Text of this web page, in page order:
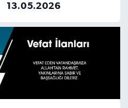
13.05.2026